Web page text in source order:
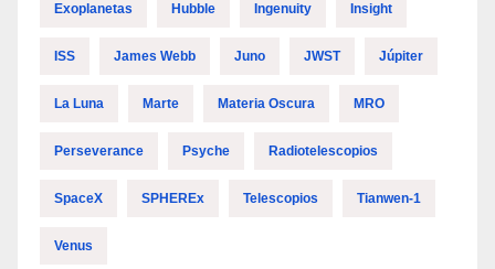
Exoplanetas Hubble Ingenuity Insight
ISS James Webb Juno JWST Júpiter
La Luna Marte Materia Oscura MRO
Perseverance Psyche Radiotelescopios
SpaceX SPHEREx Telescopios Tianwen-1
Venus